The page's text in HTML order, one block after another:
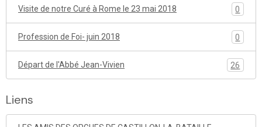
Visite de notre Curé à Rome le 23 mai 2018 0
Profession de Foi- juin 2018 0
Départ de l'Abbé Jean-Vivien 26
Liens